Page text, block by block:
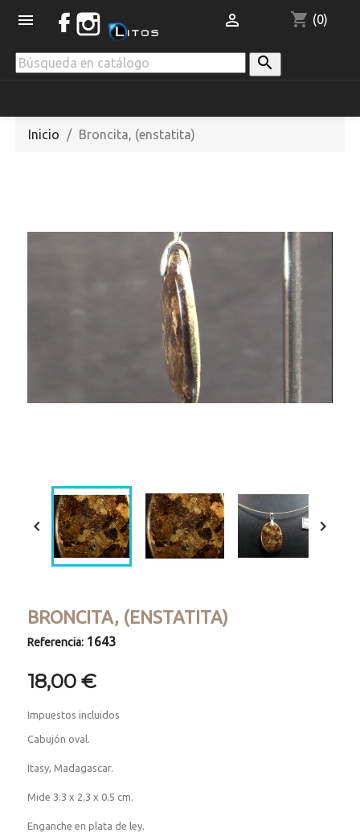
 shopping_cart (0)


Inicio Broncita, (enstatita)
 
BRONCITA, (ENSTATITA)
Referencia: 1643
18,00 €
Impuestos incluidos
Cabujón oval.
Itasy, Madagascar.
Mide 3.3 x 2.3 x 0.5 cm.
Enganche en plata de ley.